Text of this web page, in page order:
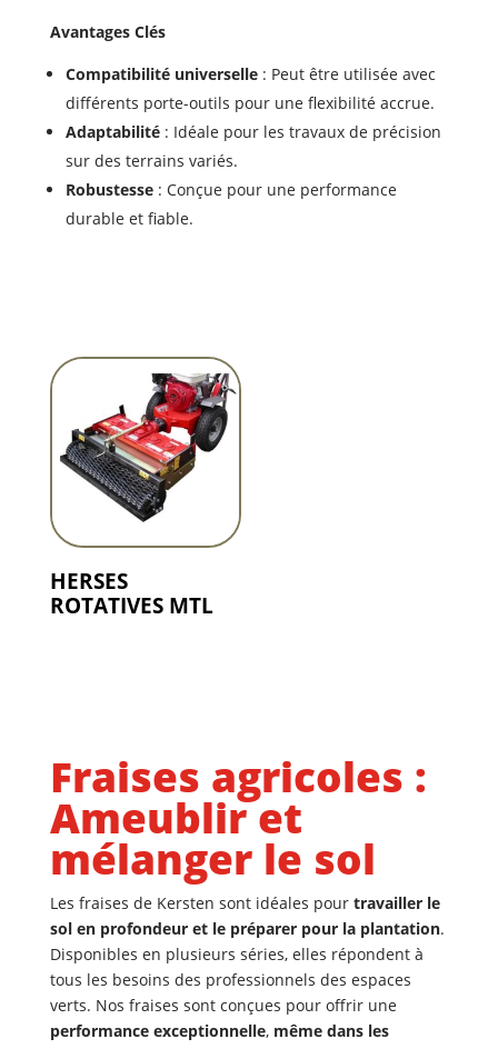
Avantages Clés
Compatibilité universelle: Peut être utilisée avec
différents porte-outils pour une flexibilité accrue.
Adaptabilité: Idéale pour les travaux de précision
sur des terrains variés.
Robustesse: Conçue pour une performance
durable et fiable.
HERSES
ROTATIVES MTL
Fraises agricoles :
Ameublir et
mélanger le sol
Les fraises de Kersten sont idéales pour travailler le
sol en profondeur et le préparer pour la plantation.
Disponibles en plusieurs séries, elles répondent à
tous les besoins des professionnels des espaces
verts. Nos fraises sont conçues pour offrir une
performance exceptionnelle, même dans les